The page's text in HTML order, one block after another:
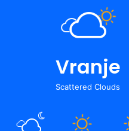
Vranje
Scattered Clouds